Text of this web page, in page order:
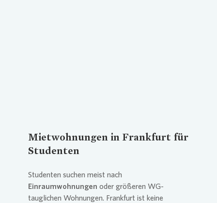
Mietwohnungen in Frankfurt für
Studenten
Studenten suchen meist nach
Einraumwohnungen oder größeren WG-
tauglichen Wohnungen. Frankfurt ist keine